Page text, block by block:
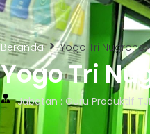
Beranda Yogo Tri Nugroho,
Yogo Tri
Jabatan : Guru Produktif